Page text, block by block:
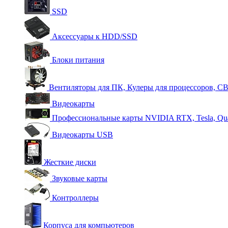
SSD
Аксессуары к HDD/SSD
Блоки питания
Вентиляторы для ПК, Кулеры для процессоров,
Видеокарты
Профессиональные карты NVIDIA RTX, Tesla,
Видеокарты USB
Жесткие диски
Звуковые карты
Контроллеры
Корпуса для компьютеров